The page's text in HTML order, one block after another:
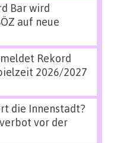
Bar wird
auf neue
Rekord
2026/2027
die Innenstadt?
vor der